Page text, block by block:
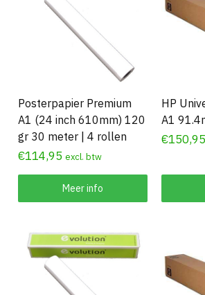
Posterpapier Premium
A1 (24 inch 610mm) 120
gr 30 meter | 4 rollen
€114,95 excl. btw
Meer info
HP
A1
€150,95